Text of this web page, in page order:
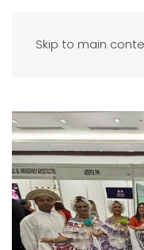
Skip to main